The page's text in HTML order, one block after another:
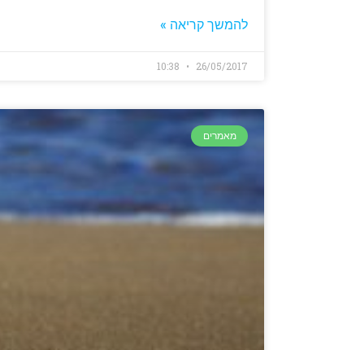
להמשך קריאה »
26/05/2017
מאמרים